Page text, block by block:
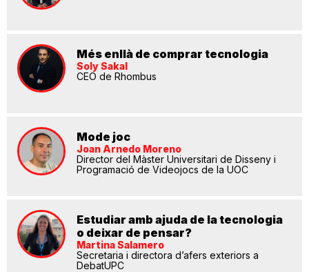
Més enllà de comprar tecnologia
Soly Sakal
CEO de Rhombus
Mode joc
Joan Arnedo Moreno
Director del Màster Universitari de Disseny i
Programació de Videojocs de la UOC
Estudiar amb ajuda de la tecnologia
o deixar de pensar?
Martina Salamero
Secretaria i directora d’afers exteriors a
DebatUPC